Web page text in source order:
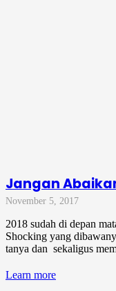
Jangan
November 5, 2017
2018 sudah di depan
Shocking yang
tanya dan sekaligus
Learn more